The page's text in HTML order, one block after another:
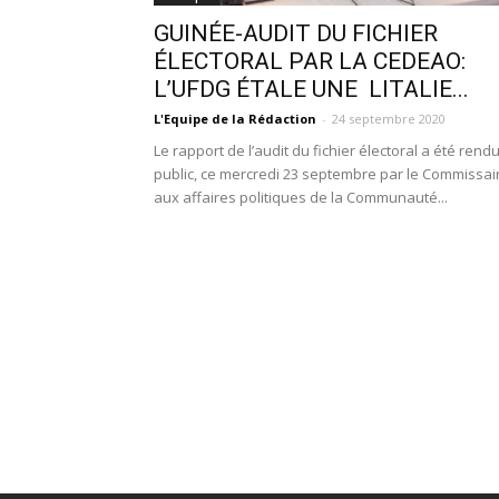
GUINÉE-AUDIT DU FICHIER
ÉLECTORAL PAR LA CEDEAO:
L’UFDG ÉTALE UNE LITALIE...
L'Equipe de la Rédaction - 24 septembre 2020
Le rapport de l’audit du fichier électoral a été rendu
public, ce mercredi 23 septembre par le
aux affaires politiques de la Communauté...